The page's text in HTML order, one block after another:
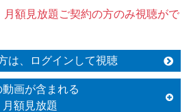
額見放題ご契約の方のみ視聴がで
は、ログインして視聴
動画が含まれる
月額見放題